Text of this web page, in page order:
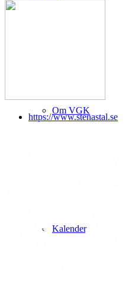
Om VGK
Kalender
https://www.stenastal.se